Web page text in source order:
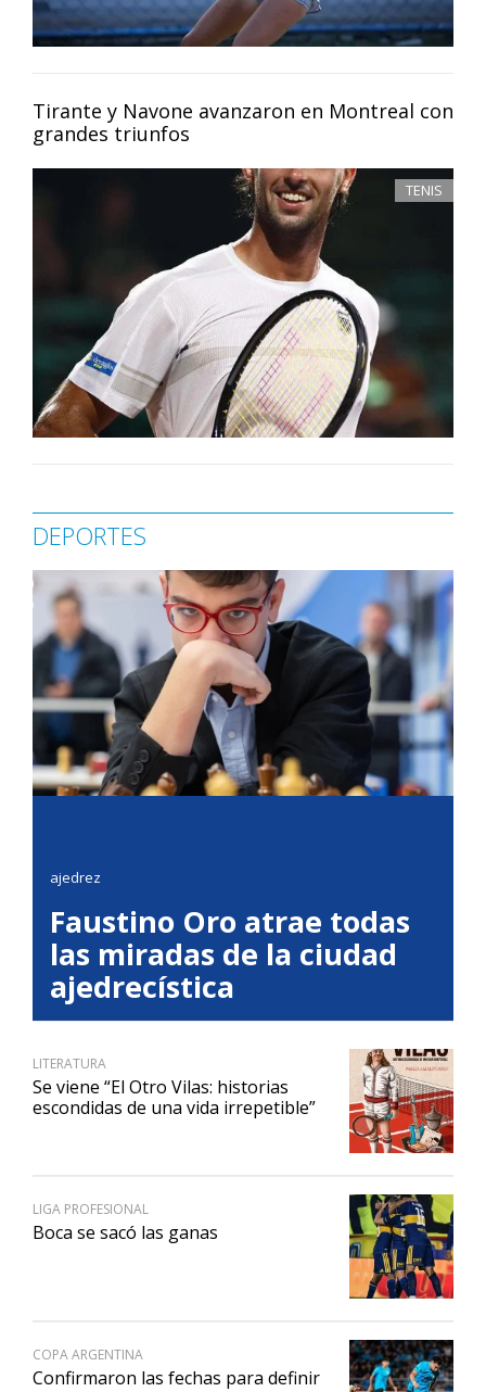
Tirante y Navone avanzaron en Montreal con
grandes triunfos
TENIS
DEPORTES
ajedrez
Faustino Oro atrae todas
las miradas de la ciudad
ajedrecística
LITERATURA
Se viene “El Otro Vilas: historias
escondidas de una vida irrepetible”
LIGA PROFESIONAL
Boca se sacó las ganas
COPA ARGENTINA
Confirmaron las fechas para definir